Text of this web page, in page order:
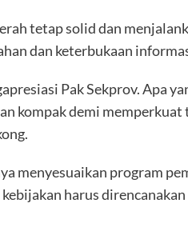
tetap solid dan
dan keterbukaan
Pak Sekprov. Apa
kompak demi
menyesuaikan program
harus